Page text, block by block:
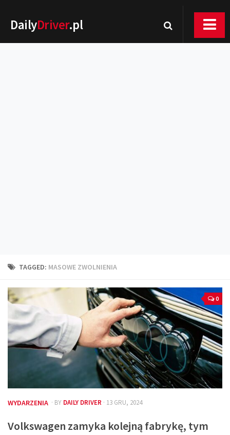
DailyDriver.pl
Technika jazdy
Kalkulatory
Przelicznik mocy
Auto z niemiec
TAGGED: MASOWE ZWOLNIENIA
0
WYDARZENIA · BY DAILY DRIVER · 13 GRU, 2024
Volkswagen zamyka kolejną fabrykę, tym